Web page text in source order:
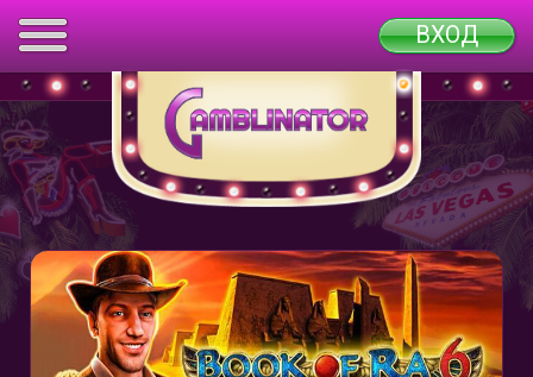
ВХОД